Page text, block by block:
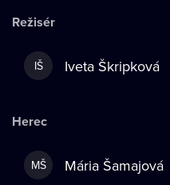
Režisér
IŠ Iveta Škripková
Herec
MŠ Mária Šamajová